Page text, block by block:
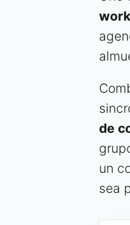
de
un
sea